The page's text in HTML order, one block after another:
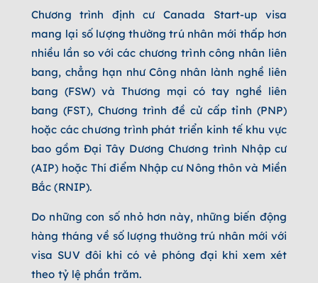
Chương trình định cư Canada Start-up visa
mang lại số lượng thường trú nhân mới thấp hơn
nhiều lần so với các chương trình công nhân liên
bang, chẳng hạn như Công nhân lành nghề liên
bang (FSW) và Thương mại có tay nghề liên
bang (FST), Chương trình đề cử cấp tỉnh (PNP)
hoặc các chương trình phát triển kinh tế khu vực
bao gồm Đại Tây Dương Chương trình Nhập cư
(AIP) hoặc Thí điểm Nhập cư Nông thôn và Miền
Bắc (RNIP).
Do những con số nhỏ hơn này, những biến động
hàng tháng về số lượng thường trú nhân mới với
visa SUV đôi khi có vẻ phóng đại khi xem xét
theo tỷ lệ phần trăm.